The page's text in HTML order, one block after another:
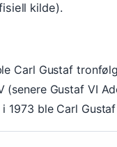
kilde).
Carl Gustaf
(senere Gustaf VI
1973 ble Carl